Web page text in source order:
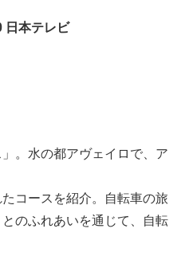
日本テレビ
。水の都アヴェイロで、ア
コースを紹介。自転車の旅
のふれあいを通じて、自転